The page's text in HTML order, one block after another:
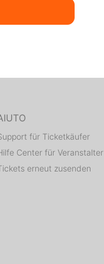
für Ticketkäufer
Center für Veranstalter
erneut zusenden